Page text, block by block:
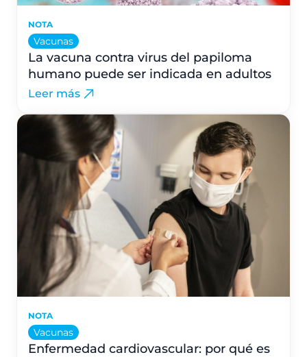
NOTA
Vacunas
La vacuna contra virus del papiloma
humano puede ser indicada en adultos
Leer más
NOTA
Vacunas
Enfermedad cardiovascular: por qué es